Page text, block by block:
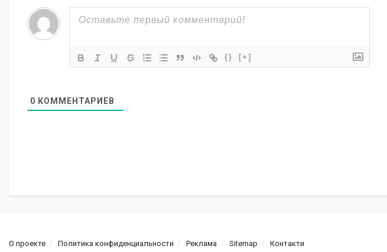
{} [+]
0 КОММЕНТАРИЕВ
О проекте Политика конфиденциальности Реклама Sitemap Контакти